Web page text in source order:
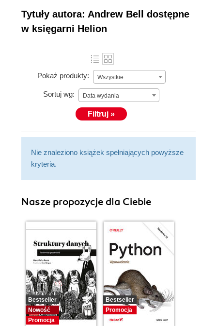
Tytuły autora: Andrew Bell dostępne
w księgarni Helion
Pokaż produkty: Wszystkie
Sortuj wg: Data wydania
Filtruj »
Nie znaleziono książek spełniających powyższe
kryteria.
Nasze propozycje dla Ciebie
Bestseller
Nowość
Promocja
Bestseller
Promocja